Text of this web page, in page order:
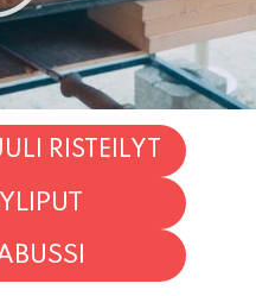
RISTEILYT